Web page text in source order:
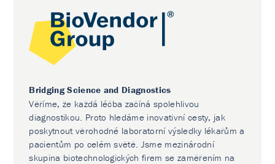
Bridging Science and Diagnostics
Věříme, že každá léčba začíná spolehlivou
diagnostikou. Proto hledáme inovativní cesty, jak
poskytnout věrohodné laboratorní výsledky lékařům a
pacientům po celém světě. Jsme mezinárodní
skupina biotechnologických firem se zaměřením na